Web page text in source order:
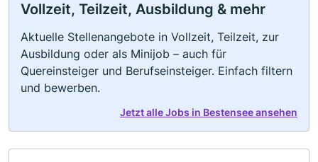
Vollzeit, Teilzeit, Ausbildung & mehr
Aktuelle Stellenangebote in Vollzeit, Teilzeit, zur
Ausbildung oder als Minijob – auch für
Quereinsteiger und Berufseinsteiger. Einfach filtern
und bewerben.
Jetzt alle Jobs in Bestensee ansehen